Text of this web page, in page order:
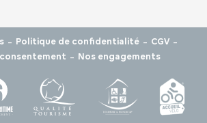
- Politique de confidentialité - CGV -
- Nos engagements